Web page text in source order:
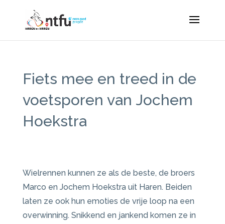
Fiets mee en treed in de
voetsporen van Jochem
Hoekstra
Wielrennen kunnen ze als de beste, de broers
Marco en Jochem Hoekstra uit Haren. Beiden
laten ze ook hun emoties de vrije loop na een
overwinning. Snikkend en jankend komen ze in